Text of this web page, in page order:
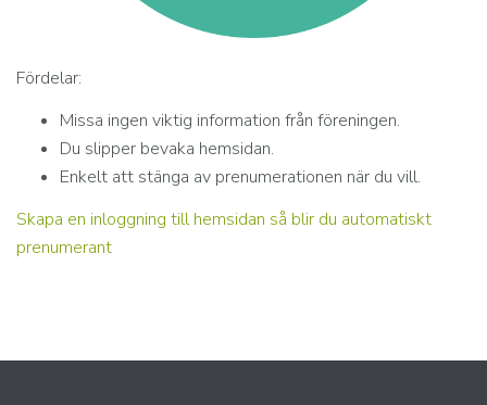
Fördelar:
Missa ingen viktig information från föreningen.
Du slipper bevaka hemsidan.
Enkelt att stänga av prenumerationen när du vill.
Skapa en inloggning till hemsidan så blir du automatiskt
prenumerant